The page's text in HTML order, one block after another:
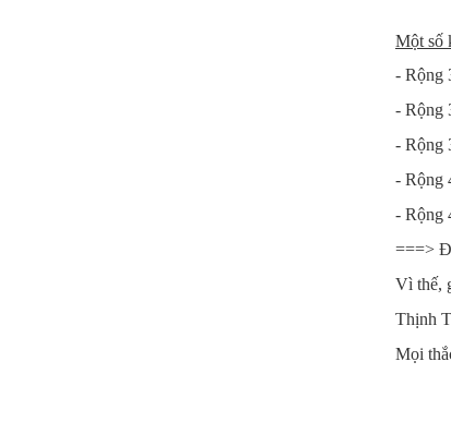
Một số
- Rộng
- Rộng
- Rộng
- Rộng
- Rộng
===>
Vì thế,
Thịnh
Mọi